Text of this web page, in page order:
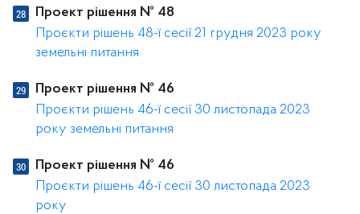
Проект рішення № 48
Проєкти рішень 48-ї сесії 21 грудня 2023 року
земельні питання
Проект рішення № 46
Проєкти рішень 46-ї сесії 30 листопада 2023
року земельні питання
Проект рішення № 46
Проєкти рішень 46-ї сесії 30 листопада 2023
року